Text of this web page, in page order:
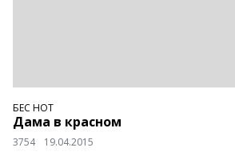
БЕС НОТ
Дама в красном
3754 19.04.2015